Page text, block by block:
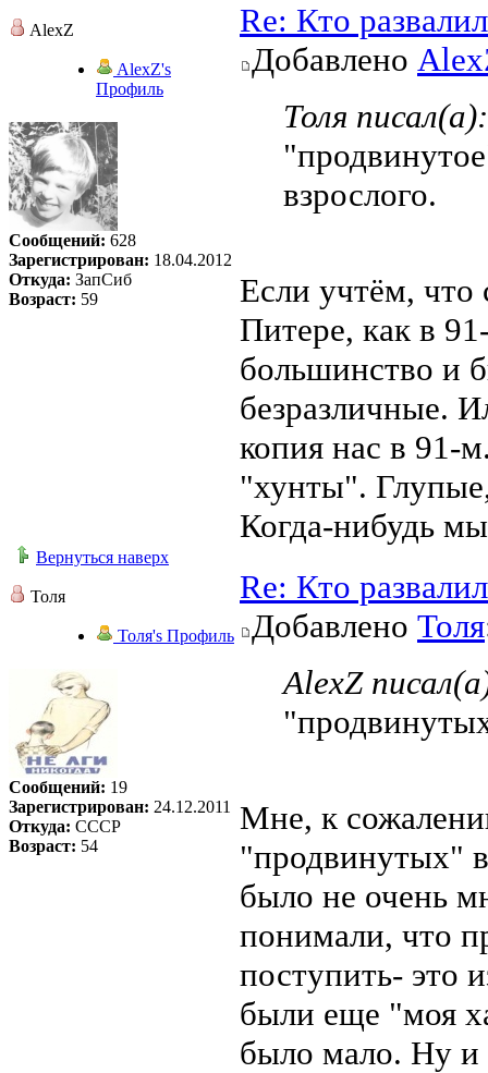
AlexZ
AlexZ's
Профиль
Сообщений: 628
Зарегистрирован: 18.04.2012
Откуда: ЗапСиб
Возраст: 59
Re: Кто
Добавлено
Толя писал(а):
взрослого.
Если учтём, что
Питере, как в
большинство и
безразличные.
копия нас в 91-
"хунты".
Когда-нибудь
Вернуться наверх
Толя
Толя's Профиль
Сообщений: 19
Зарегистрирован: 24.12.2011
Откуда: СССР
Возраст: 54
Re: Кто
Добавлено Толя
AlexZ
Мне, к
"продвинутых"
было не очень
понимали, что
поступить- это
были еще "моя
было мало. Ну и